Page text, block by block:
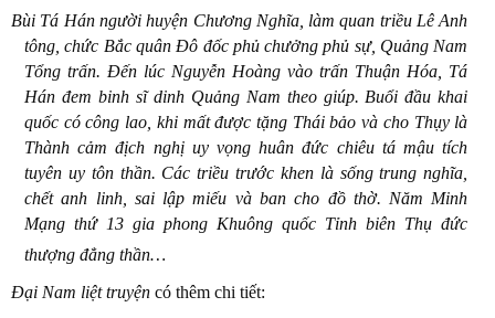
Bùi Tá Hán người huyện Chương Nghĩa, làm quan triều Lê Anh
tông, chức Bắc quân Đô đốc phủ chưởng phủ sự, Quảng Nam
Tổng trấn. Đến lúc Nguyễn Hoàng vào trấn Thuận Hóa, Tá
Hán đem binh sĩ dinh Quảng Nam theo giúp. Buổi đầu khai
quốc có công lao, khi mất được tặng Thái bảo và cho Thụy là
Thành cảm địch nghị uy vọng huân đức chiêu tá mậu tích
tuyên uy tôn thần. Các triều trước khen là sống trung nghĩa,
chết anh linh, sai lập miếu và ban cho đồ thờ. Năm Minh
Mạng thứ 13 gia phong Khuông quốc Tỉnh biên Thụ đức
thượng đẳng thần…
Đại Nam liệt truyện có thêm chi tiết: